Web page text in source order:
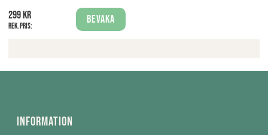
299 kr
Rek. pris:
Bevaka
Information